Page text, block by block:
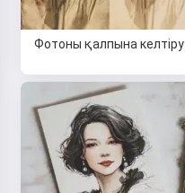
Фотоны қалпына келтіру